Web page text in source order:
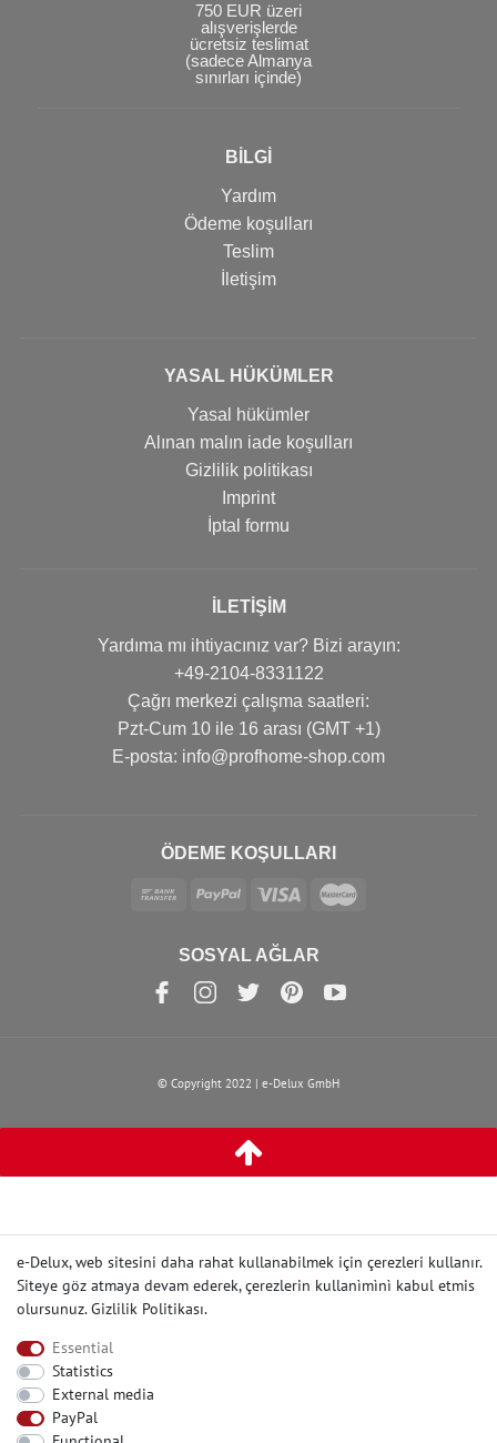
750 EUR üzeri
alışverişlerde
ücretsiz teslimat
(sadece Almanya
sınırları içinde)
BİLGİ
Yardım
Ödeme koşulları
Teslim
İletişim
YASAL HÜKÜMLER
Yasal hükümler
Alınan malın iade koşulları
Gizlilik politikası
Imprint
İptal formu
İLETIŞIM
Yardıma mı ihtiyacınız var? Bizi arayın:
+49-2104-8331122
Çağrı merkezi çalışma saatleri:
Pzt-Cum 10 ile 16 arası (GMT +1)
Е-posta: info@profhome-shop.com
ÖDEME KOŞULLARI
SOSYAL AĞLAR
© Copyright 2022 | e-Delux GmbH
e-Delux, web sitesini daha rahat kullanabilmek için çerezleri kullanır.
Siteye göz atmaya devam ederek, çerezlerin kullanìmìnì kabul etmis
olursunuz.Gizlilik Politikası.
Essential
Statistics
External media
PayPal